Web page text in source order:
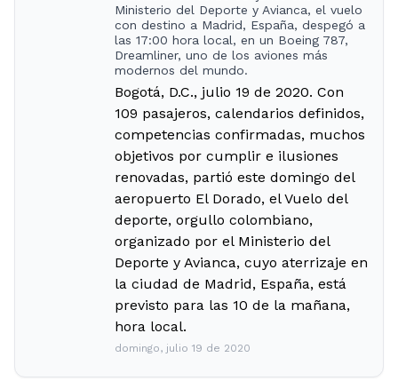
Ministerio del Deporte y Avianca, el vuelo
con destino a Madrid, España, despegó a
las 17:00 hora local, en un Boeing 787,
Dreamliner, uno de los aviones más
modernos del mundo.
Bogotá, D.C., julio 19 de 2020. Con
109 pasajeros, calendarios definidos,
competencias confirmadas, muchos
objetivos por cumplir e ilusiones
renovadas, partió este domingo del
aeropuerto El Dorado, el Vuelo del
deporte, orgullo colombiano,
organizado por el Ministerio del
Deporte y Avianca, cuyo aterrizaje en
la ciudad de Madrid, España, está
previsto para las 10 de la mañana,
hora local.
domingo, julio 19 de 2020